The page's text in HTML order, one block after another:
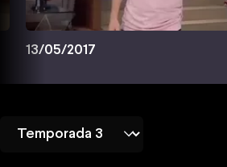
13/05/2017